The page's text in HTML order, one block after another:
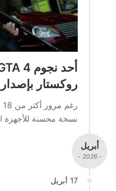
روكستار
نسخة محسنة للأجهزة
أبريل
- 2026 -
17 أبريل